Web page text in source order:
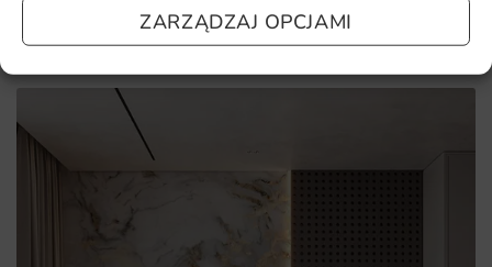
ZARZĄDZAJ OPCJAMI
Pomagamy i doradzamy przy każdym zakupie. Ale jeżeli
nie chcesz czekać – sprawdź najczęściej zadawane pytania.